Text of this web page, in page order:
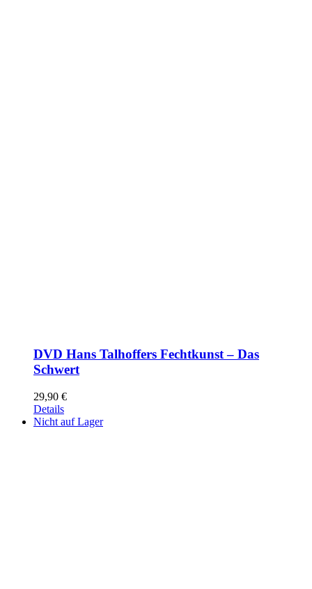
DVD Hans Talhoffers Fechtkunst – Das
Schwert
29,90 €
Details
Nicht auf Lager